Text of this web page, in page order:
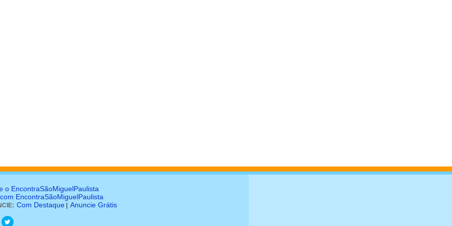
o EncontraSãoMiguelPaulista
EncontraSãoMiguelPaulista
Com Destaque Anuncie Grátis